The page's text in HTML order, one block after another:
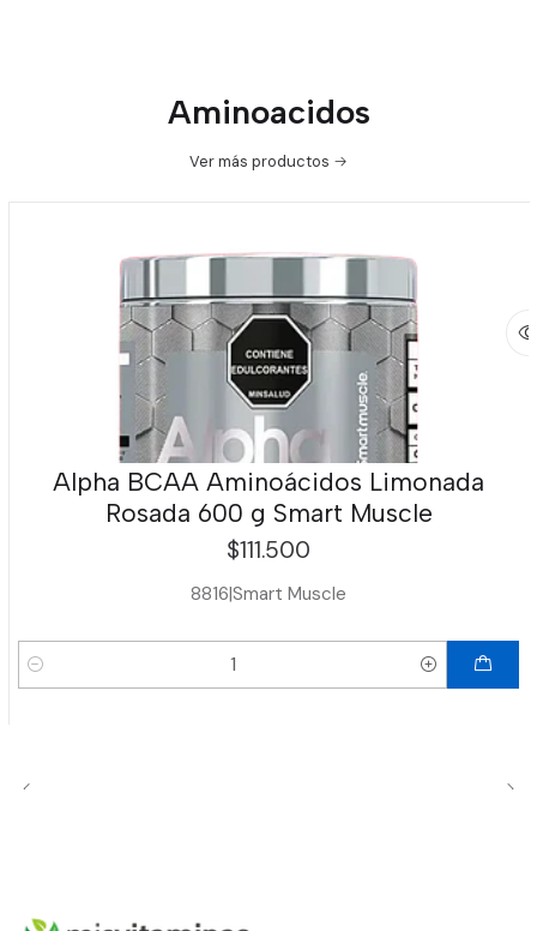
Aminoacidos
Ver más productos
Alpha BCAA Aminoácidos Limonada
Rosada 600 g Smart Muscle
$111.500
8816|Smart Muscle
Cantidad